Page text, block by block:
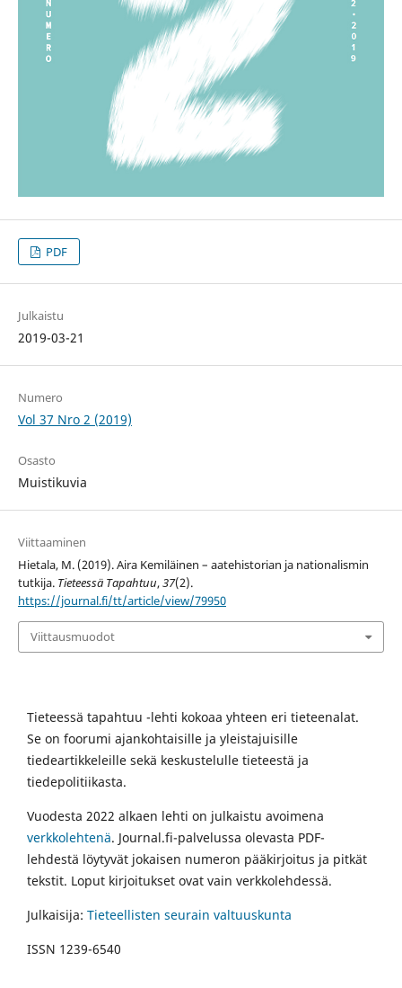
PDF
Julkaistu
2019-03-21
Numero
Vol 37 Nro 2 (2019)
Osasto
Muistikuvia
Viittaaminen
Hietala, M. (2019). Aira Kemiläinen – aatehistorian ja nationalismin
tutkija. Tieteessä Tapahtuu,37(2).
https://journal.fi/tt/article/view/79950
Viittausmuodot
Tieteessä tapahtuu -lehti kokoaa yhteen eri tieteenalat.
Se on foorumi ajankohtaisille ja yleistajuisille
tiedeartikkeleille sekä keskustelulle tieteestä ja
tiedepolitiikasta.
Vuodesta 2022 alkaen lehti on julkaistu avoimena
verkkolehtenä. Journal.fi-palvelussa olevasta PDF-
lehdestä löytyvät jokaisen numeron pääkirjoitus ja pitkät
tekstit. Loput kirjoitukset ovat vain verkkolehdessä.
Julkaisija: Tieteellisten seurain valtuuskunta
ISSN 1239-6540